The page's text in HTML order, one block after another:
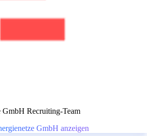
GmbH Recruiting-Team
GmbH anzeigen